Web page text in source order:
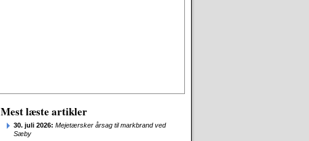
Mest læste artikler
30. juli 2026: Mejetærsker årsag til markbrand ved
Sæby